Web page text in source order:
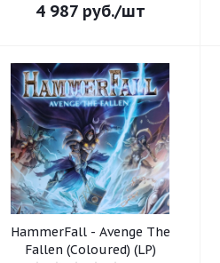
4 987руб./шт
HammerFall - Avenge The
Fallen (Coloured) (LP)